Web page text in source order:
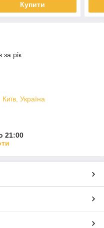
Купити
за рік
Україна
21:00